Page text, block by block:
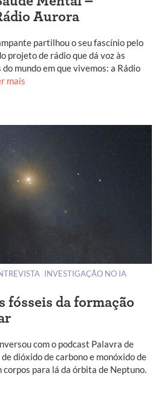
Aurora
partilhou o seu fascínio pelo
projeto de rádio que dá voz às
mundo em que vivemos: a Rádio
mais
INVESTIGAÇÃO NO IA
fósseis da formação
com o podcast Palavra de
dióxido de carbono e monóxido de
para lá da órbita de Neptuno.